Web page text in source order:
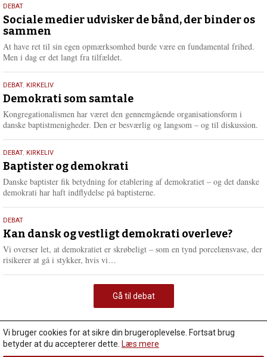
18.
maj
2026
DEBAT
Sociale medier udvisker de bånd, der binder os
sammen
At have ret til sin egen opmærksomhed burde være en fundamental frihed.
Men i dag er det langt fra tilfældet.
18.
maj
2026
DEBAT, KIRKELIV
Demokrati som samtale
Kongregationalismen har været den gennemgående organisationsform i
danske baptistmenigheder. Den er besværlig og langsom – og til diskussion.
18.
maj
2026
DEBAT, KIRKELIV
Baptister og demokrati
Danske baptister fik betydning for etablering af demokratiet – og det danske
demokrati har haft indflydelse på baptisterne.
18.
maj
2026
DEBAT
Kan dansk og vestligt demokrati overleve?
Vi overser let, at demokratiet er skrøbeligt – som en tynd porcelænsvase, der
risikerer at gå i stykker, hvis vi…
m
e
e
Gå til debat
Vi bruger cookies for at sikre din brugeroplevelse. Fortsat brug
betyder at du accepterer dette. Læs mere